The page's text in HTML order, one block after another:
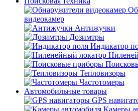
видеокамер
Антижучки
Дозимтры
Индикатор
Тепловизоры
Частотомеры
Автомобильные товары
GPS
Камеры